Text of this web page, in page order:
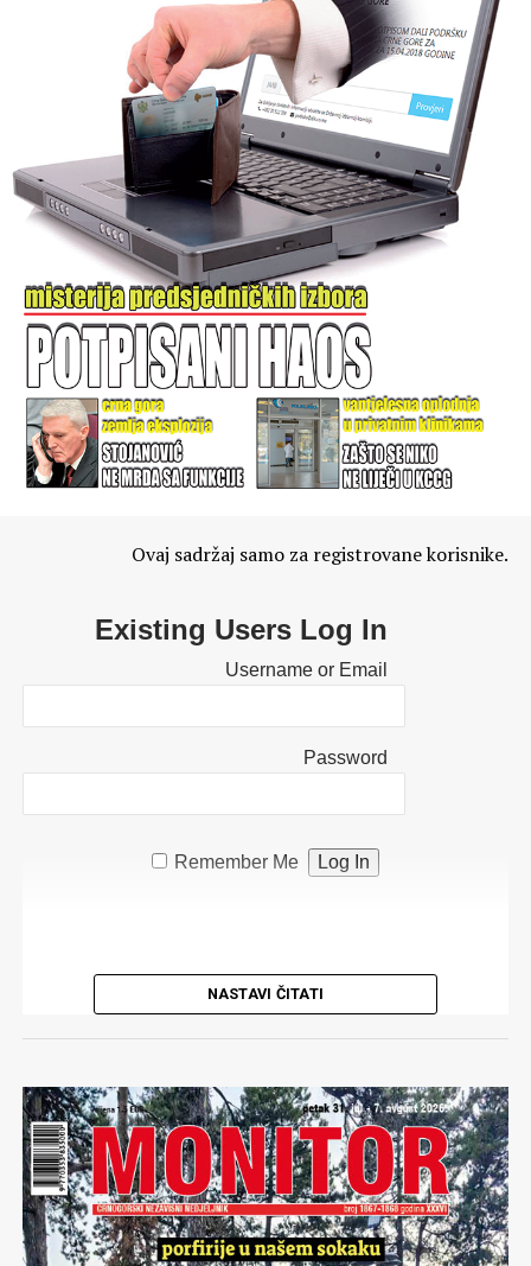
Ovaj sadržaj samo za registrovane korisnike.
Existing Users Log In
Username or Email
Password
Remember Me
NASTAVI ČITATI